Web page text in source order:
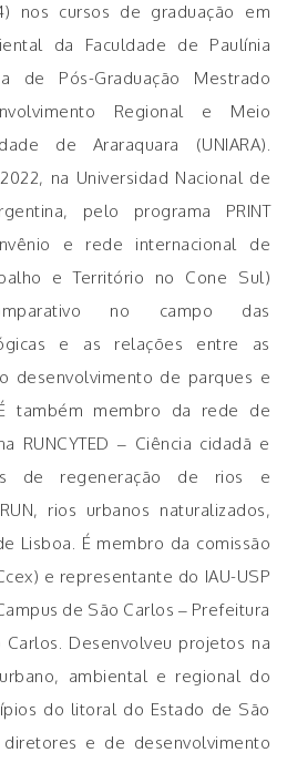
nos cursos de graduação em
da Faculdade de Paulínia
de Pós-Graduação Mestrado
Regional e Meio
de Araraquara (UNIARA).
na Universidad Nacional de
pelo programa PRINT
e rede internacional de
e Território no Cone Sul)
no campo das
e as relações entre as
desenvolvimento de parques e
também membro da rede de
RUNCYTED – Ciência cidadã e
de regeneração de rios e
rios urbanos naturalizados,
Lisboa. É membro da comissão
e representante do IAU-USP
de São Carlos – Prefeitura
Desenvolveu projetos na
ambiental e regional do
do litoral do Estado de São
e de desenvolvimento